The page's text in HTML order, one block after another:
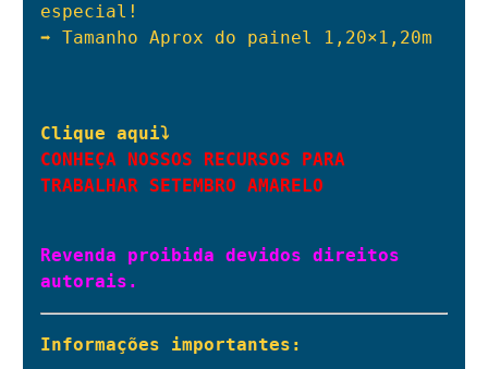
especial!
➡️ Tamanho Aprox do painel 1,20×1,20m
CONHEÇA NOSSOS RECURSOS PARA
TRABALHAR SETEMBRO AMARELO
Revenda proibida devidos direitos
autorais.
Informações importantes: